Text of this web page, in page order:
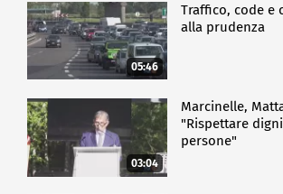
05:46
Traffico, code e
alla prudenza
03:04
Marcinelle,
"Rispettare
persone"